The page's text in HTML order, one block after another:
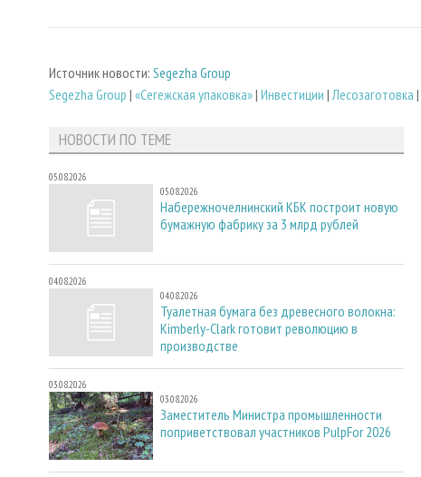
Источник новости: Segezha Group
Segezha Group | «Сегежская упаковка»| Инвестиции | Лесозаготовка |
НОВОСТИ ПО ТЕМЕ
05.08.2026
05.08.2026
Набережночелнинский КБК построит новую
бумажную фабрику за 3 млрд рублей
04.08.2026
04.08.2026
Туалетная бумага без древесного волокна:
Kimberly-Clark готовит революцию в
производстве
03.08.2026
03.08.2026
Заместитель Министра промышленности
поприветствовал участников PulpFor 2026